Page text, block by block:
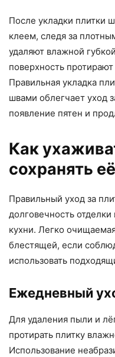
После укладки плитки
клеем, следя за
удаляют влажной
поверхность
Правильная укладка
швами облегчает уход
появление пятен и
Как
сохранять
Правильный уход за
долговечность
кухни. Легко
блестящей, если
использовать
Ежедневный
Для удаления пыли и
протирать плитку
Использование